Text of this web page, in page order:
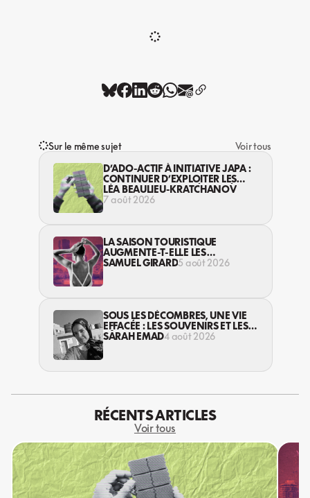
Sur le même sujet
Voir tous
D’ADO-ACTIF À INITIATIVE JAPA :
CONTINUER D’EXPLOITER LES
JEUNES… DANS LA LÉGALITÉ?
LÉA BEAULIEU-KRATCHANOV
7 août 2026
LA SAISON TOURISTIQUE
AUGMENTE-T-ELLE LES
VIOLENCES CONTRE LES
SAMUEL GIRARD5 août 2026
SOUS LES DÉCOMBRES, UNE VIE
EFFACÉE : LES SOUVENIRS ET LES
RÊVES PERDUS DES HABITANT·ES
SARAH EMAD4 août 2026
RÉCENTS ARTICLES
Voir tous